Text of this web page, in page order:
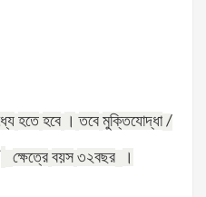
হতে হবে । তবে মুক্তিযোদ্ধা /
ক্ষেত্রে বয়স ৩২বছর ।